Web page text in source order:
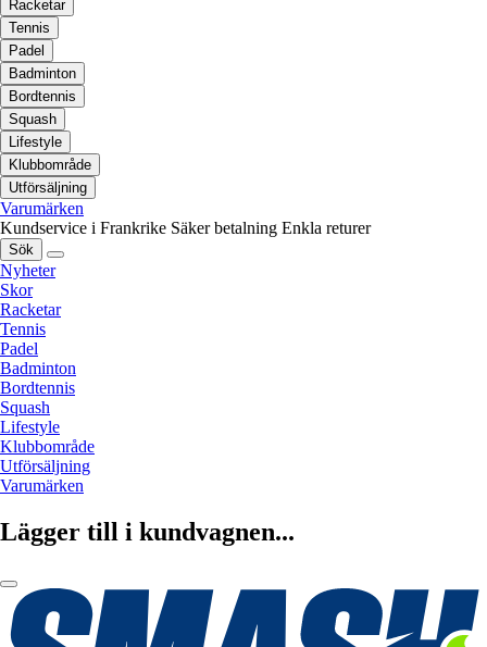
Racketar
Tennis
Padel
Badminton
Bordtennis
Squash
Lifestyle
Klubbområde
Utförsäljning
Varumärken
Kundservice i Frankrike Säker betalning Enkla returer
Sök
Nyheter
Skor
Racketar
Tennis
Padel
Badminton
Bordtennis
Squash
Lifestyle
Klubbområde
Utförsäljning
Varumärken
Lägger till i kundvagnen...